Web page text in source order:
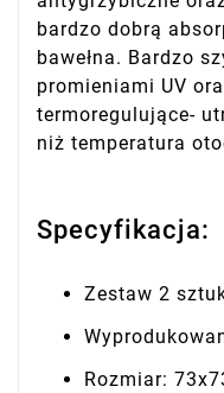
bardzo dobrą
bawełna. Bardzo
promieniami UV
termoregulujące-
niż temperatura
Specyfikacja:
Zestaw 2
Rozmiar: